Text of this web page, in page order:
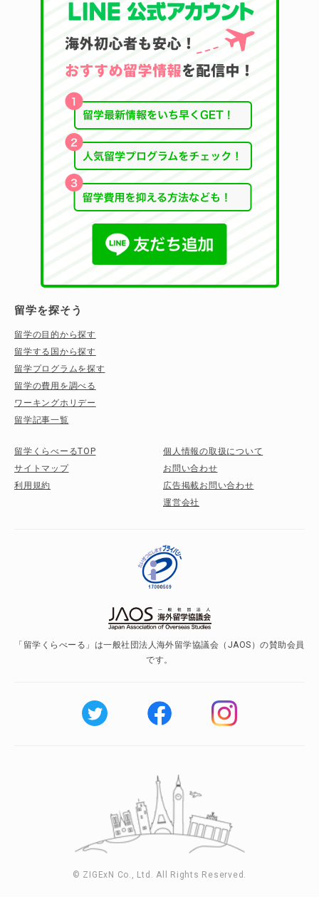
留学を探そう
留学の目的から探す
留学する国から探す
留学プログラムを探す
留学の費用を調べる
ワーキングホリデー
留学記事一覧
留学くらべーるTOP
サイトマップ
利用規約
個人情報の取扱について
お問い合わせ
広告掲載お問い合わせ
運営会社
「留学くらべーる」は一般社団法人海外留学協議会（JAOS）の賛助会員
です。
© ZIGExN Co., Ltd. All Rights Reserved.